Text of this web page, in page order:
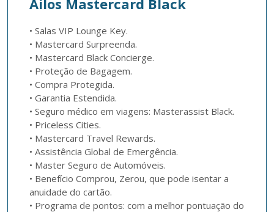
Ailos Mastercard Black
• Salas VIP Lounge Key.
• Mastercard Surpreenda.
• Mastercard Black Concierge.
• Proteção de Bagagem.
• Compra Protegida.
• Garantia Estendida.
• Seguro médico em viagens: Masterassist Black.
• Priceless Cities.
• Mastercard Travel Rewards.
• Assistência Global de Emergência.
• Master Seguro de Automóveis.
• Benefício Comprou, Zerou, que pode isentar a
anuidade do cartão.
• Programa de pontos: com a melhor pontuação do